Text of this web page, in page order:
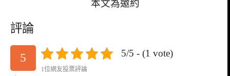
本文為邀約
評論
5 5/5 - (1 vote)
1位網友投票評論